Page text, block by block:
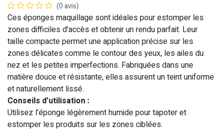
(0 avis)
Ces éponges maquillage sont idéales pour estomper les
zones difficiles d'accès et obtenir un rendu parfait. Leur
taille compacte permet une application précise sur les
zones délicates comme le contour des yeux, les ailes du
nez et les petites imperfections. Fabriquées dans une
matière douce et résistante, elles assurent un teint uniforme
et naturellement lissé.
Conseils d’utilisation :
Utilisez l’éponge légèrement humide pour tapoter et
estomper les produits sur les zones ciblées.